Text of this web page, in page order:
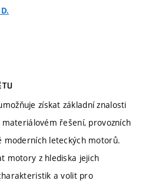
získat základní znalosti
řešení, provozních
moderních leteckých motorů.
motory z hlediska jejich
a volit pro